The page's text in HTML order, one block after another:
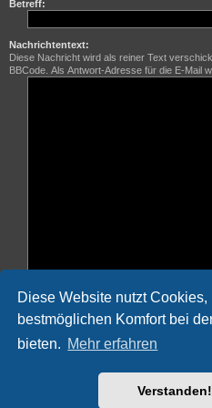
Diese Website nutzt Cookies,
bestmöglichen Komfort bei
bieten. Mehr erfahren
Verstanden!
Betreff:
Nachrichtentext:
Diese Nachricht wird als reiner Text
BBCode. Als Antwort-Adresse für die E-Mail
Powered byphpBB® Forum